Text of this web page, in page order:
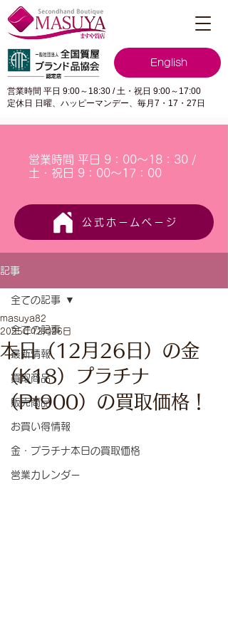
English
営業時間 平日 9:00～18:30 / 土・祝日 9:00～17:00
定休日 日曜、ハッピーマンデー、毎月7・17・27日
営業時間 平日 9：00～18：30 /
土・祝日 9：00～17：00
公式ホームページ
記事
全ての記事
最新情報
買取商品
販売商品
お買い得情報
金・プラチナ本日の買取価格
営業カレンダー
全ての記事
本日（12月26日）の金
（K18）プラチナ
（Pt900）の買取価格！
masuya82
2025年12月26日